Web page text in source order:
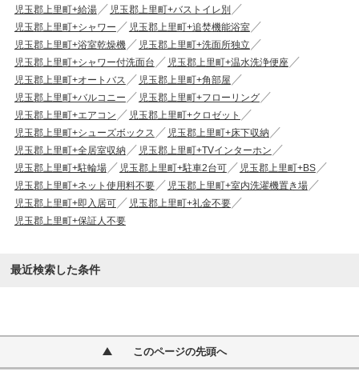
児玉郡上里町+給湯
児玉郡上里町+バストイレ別
児玉郡上里町+シャワー
児玉郡上里町+追焚機能浴室
児玉郡上里町+浴室乾燥機
児玉郡上里町+洗面所独立
児玉郡上里町+シャワー付洗面台
児玉郡上里町+温水洗浄便座
児玉郡上里町+オートバス
児玉郡上里町+角部屋
児玉郡上里町+バルコニー
児玉郡上里町+フローリング
児玉郡上里町+エアコン
児玉郡上里町+クロゼット
児玉郡上里町+シューズボックス
児玉郡上里町+床下収納
児玉郡上里町+全居室収納
児玉郡上里町+TVインターホン
児玉郡上里町+駐輪場
児玉郡上里町+駐車2台可
児玉郡上里町+BS
児玉郡上里町+ネット使用料不要
児玉郡上里町+室内洗濯機置き場
児玉郡上里町+即入居可
児玉郡上里町+礼金不要
児玉郡上里町+保証人不要
最近検索した条件
このページの先頭へ